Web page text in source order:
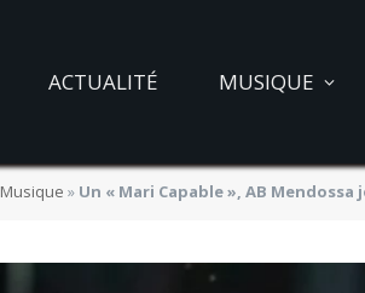
ACTUALITÉ MUSIQUE
Musique » Un « Mari Capable », AB